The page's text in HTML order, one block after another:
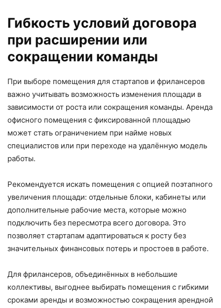
Гибкость условий договора
при расширении или
сокращении команды
При выборе помещения для стартапов и фрилансеров
важно учитывать возможность изменения площади в
зависимости от роста или сокращения команды. Аренда
офисного помещения с фиксированной площадью
может стать ограничением при найме новых
специалистов или при переходе на удалённую модель
работы.
Рекомендуется искать помещения с опцией поэтапного
увеличения площади: отдельные блоки, кабинеты или
дополнительные рабочие места, которые можно
подключить без пересмотра всего договора. Это
позволяет стартапам адаптироваться к росту без
значительных финансовых потерь и простоев в работе.
Для фрилансеров, объединённых в небольшие
коллективы, выгоднее выбирать помещения с гибкими
сроками аренды и возможностью сокращения арендной